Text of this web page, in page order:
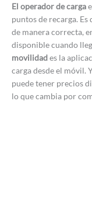
El operador de carga
puntos de recarga.
de manera correcta,
disponible cuando
movilidades la
carga desde el móvil.
puede tener precios
lo que cambia por